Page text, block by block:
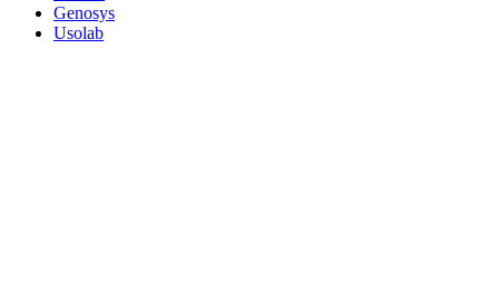
Genosys
Usolab